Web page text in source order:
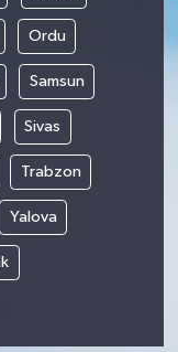
Ordu
Samsun
Sivas
Trabzon
Yalova